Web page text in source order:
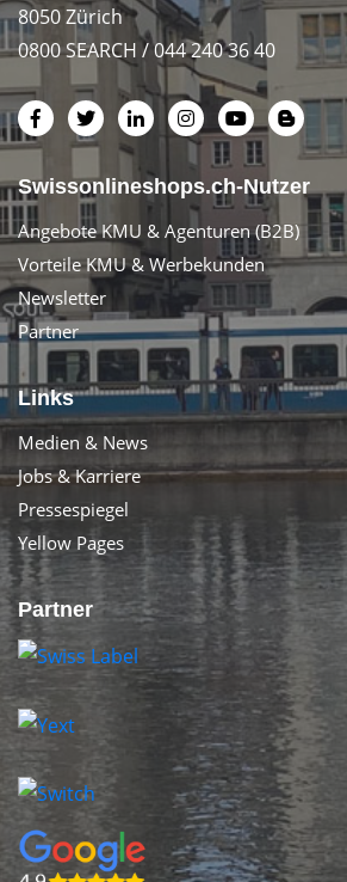
8050 Zürich
0800 SEARCH / 044 240 36 40
Swissonlineshops.ch-Nutzer
Angebote KMU & Agenturen (B2B)
Vorteile KMU & Werbekunden
Newsletter
Partner
Links
Medien & News
Jobs & Karriere
Pressespiegel
Yellow Pages
Partner